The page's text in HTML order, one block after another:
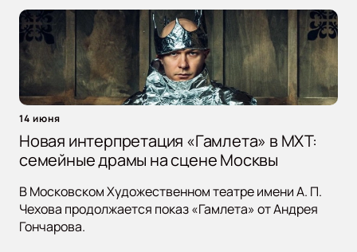
14 июня
Новая интерпретация «Гамлета» в МХТ:
семейные драмы на сцене Москвы
В Московском Художественном театре имени А. П.
Чехова продолжается показ «Гамлета» от Андрея
Гончарова.